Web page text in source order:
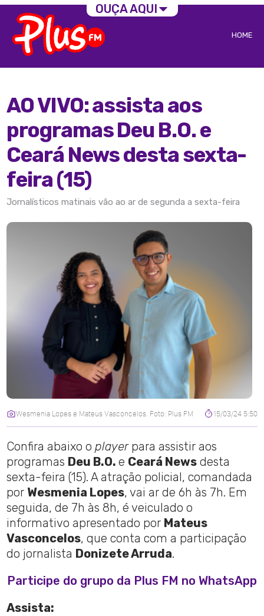
HOME
AO VIVO: assista aos
programas Deu B.O. e
Ceará News desta sexta-
feira (15)
Jornalísticos matinais vão ao ar de segunda a sexta-feira
Wesmenia Lopes e Mateus Vasconcelos. Foto: Plus FM 15/03/24 5:50
Confira abaixo oplayerpara assistir aos
programas Deu B.O.e Ceará News desta
sexta-feira (15). A atração policial, comandada
por Wesmenia Lopes, vai ar de 6h às 7h. Em
seguida, de 7h às 8h, é veiculado o
informativo apresentado por Mateus
Vasconcelos, que conta com a participação
do jornalista Donizete Arruda.
Participe do grupo da Plus FM no WhatsApp
Assista:
OUÇA AQUI